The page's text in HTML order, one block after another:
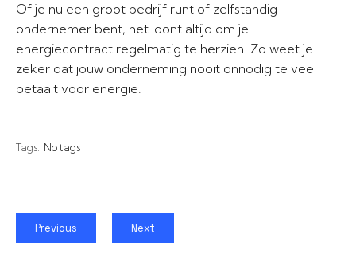
Of je nu een groot bedrijf runt of zelfstandig
ondernemer bent, het loont altijd om je
energiecontract regelmatig te herzien. Zo weet je
zeker dat jouw onderneming nooit onnodig te veel
betaalt voor energie.
Tags: No tags
Previous Next